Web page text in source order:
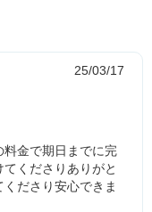
25/03/17
金で期日までに完
くださりありがと
ださり安心できま